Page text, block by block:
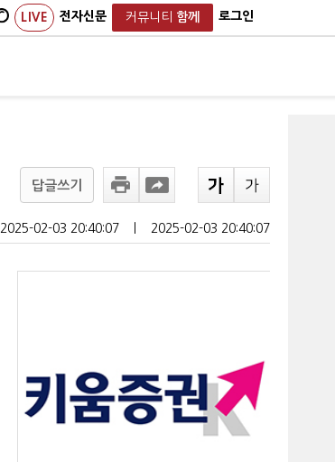
LIVE 전자신문 커뮤니티 함께 로그인
답글쓰기
2025-02-03 20:40:07 2025-02-03 20:40:07